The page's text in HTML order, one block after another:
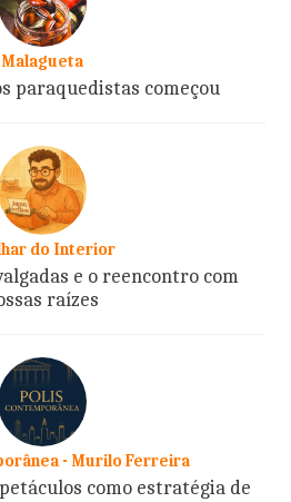
Malagueta
paraquedistas começou
do Interior
e o reencontro com
raízes
- Murilo Ferreira
como estratégia de